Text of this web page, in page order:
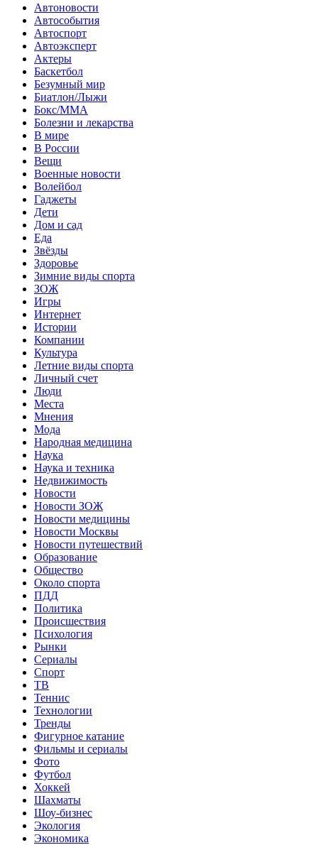
Автоновости
Автособытия
Автоспорт
Автоэксперт
Актеры
Баскетбол
Безумный мир
Биатлон/Лыжи
Бокс/MMA
Болезни и лекарства
В мире
В России
Вещи
Военные новости
Волейбол
Гаджеты
Дети
Дом и сад
Еда
Звёзды
Здоровье
Зимние виды спорта
ЗОЖ
Игры
Интернет
Истории
Компании
Культура
Летние виды спорта
Личный счет
Люди
Места
Мнения
Мода
Народная медицина
Наука
Наука и техника
Недвижимость
Новости
Новости ЗОЖ
Новости медицины
Новости Москвы
Новости путешествий
Образование
Общество
Около спорта
ПДД
Политика
Происшествия
Психология
Рынки
Сериалы
Спорт
ТВ
Теннис
Технологии
Тренды
Фигурное катание
Фильмы и сериалы
Фото
Футбол
Хоккей
Шахматы
Шоу-бизнес
Экология
Экономика